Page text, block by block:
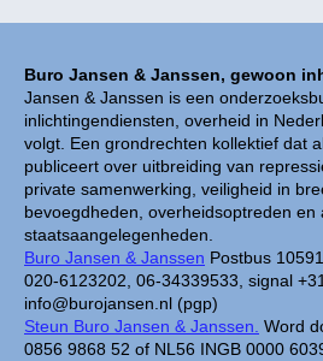
Buro Jansen & Janssen, gewoon
Jansen & Janssen is een
inlichtingendiensten, overheid in
volgt. Een grondrechten kollektief dat
publiceert over uitbreiding van
private samenwerking, veiligheid in
bevoegdheden, overheidsoptreden en
staatsaangelegenheden.
Buro Jansen & Janssen Postbus
020-6123202, 06-34339533, signal
info@burojansen.nl (pgp)
Steun Buro Jansen & Janssen. Word
0856 9868 52 of NL56 INGB 0000